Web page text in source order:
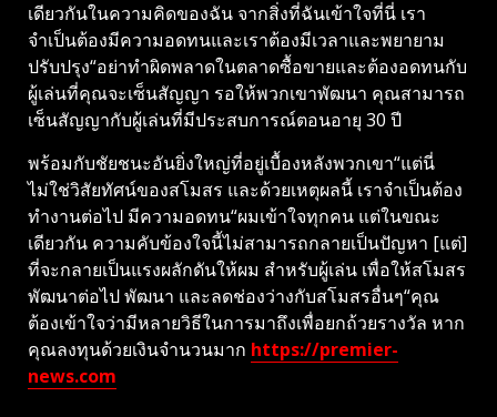
เดียวกันในความคิดของฉัน จากสิ่งที่ฉันเข้าใจที่นี่ เรา
จำเป็นต้องมีความอดทนและเราต้องมีเวลาและพยายาม
ปรับปรุง“อย่าทำผิดพลาดในตลาดซื้อขายและต้องอดทนกับ
ผู้เล่นที่คุณจะเซ็นสัญญา รอให้พวกเขาพัฒนา คุณสามารถ
เซ็นสัญญากับผู้เล่นที่มีประสบการณ์ตอนอายุ 30 ปี
พร้อมกับชัยชนะอันยิ่งใหญ่ที่อยู่เบื้องหลังพวกเขา“แต่นี่
ไม่ใช่วิสัยทัศน์ของสโมสร และด้วยเหตุผลนี้ เราจำเป็นต้อง
ทำงานต่อไป มีความอดทน“ผมเข้าใจทุกคน แต่ในขณะ
เดียวกัน ความคับข้องใจนี้ไม่สามารถกลายเป็นปัญหา [แต่]
ที่จะกลายเป็นแรงผลักดันให้ผม สำหรับผู้เล่น เพื่อให้สโมสร
พัฒนาต่อไป พัฒนา และลดช่องว่างกับสโมสรอื่นๆ“คุณ
ต้องเข้าใจว่ามีหลายวิธีในการมาถึงเพื่อยกถ้วยรางวัล หาก
คุณลงทุนด้วยเงินจำนวนมาก https://premier-
news.com